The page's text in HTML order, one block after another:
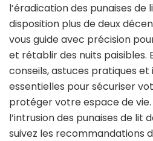
l’éradication des punaises
disposition plus de deux
vous guide avec précision
et rétablir des nuits paisibles.
conseils, astuces pratiques
essentielles pour sécuriser
protéger votre espace de
l’intrusion des punaises de lit
suivez les recommandations